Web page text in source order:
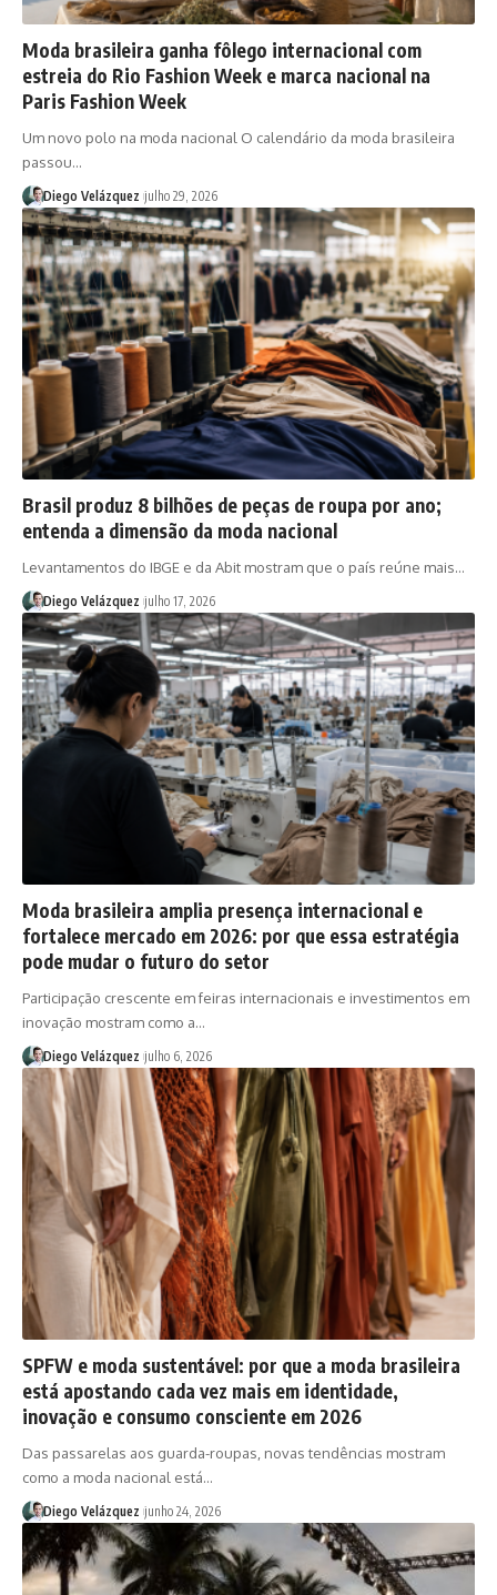
Moda brasileira ganha fôlego internacional com
estreia do Rio Fashion Week e marca nacional na
Paris Fashion Week
Um novo polo na moda nacional O calendário da moda brasileira
passou…
Diego Velázquez julho 29, 2026
Brasil produz 8 bilhões de peças de roupa por ano;
entenda a dimensão da moda nacional
Levantamentos do IBGE e da Abit mostram que o país reúne mais…
Diego Velázquez julho 17, 2026
Moda brasileira amplia presença internacional e
fortalece mercado em 2026: por que essa estratégia
pode mudar o futuro do setor
Participação crescente em feiras internacionais e investimentos em
inovação mostram como a…
Diego Velázquez julho 6, 2026
SPFW e moda sustentável: por que a moda brasileira
está apostando cada vez mais em identidade,
inovação e consumo consciente em 2026
Das passarelas aos guarda-roupas, novas tendências mostram
como a moda nacional está…
Diego Velázquez junho 24, 2026